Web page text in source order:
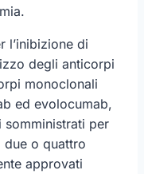
l’inibizione di
degli anticorpi
monoclonali
ed evolocumab,
somministrati per
due o quattro
approvati